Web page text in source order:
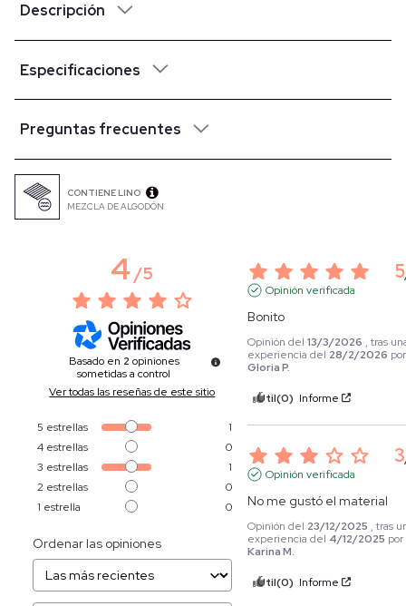
Descripción
Especificaciones
Preguntas frecuentes
CONTIENE LINO
MEZCLA DE ALGODÓN
4/5
Basado en 2 opiniones
sometidas a control
Ver todas las reseñas de este sitio
5 estrellas
1
4 estrellas
0
3 estrellas
1
2 estrellas
0
1 estrella 0
Ordenar las opiniones
5
Opinión verificada
Bonito
Opinión del13/3/2026 , tras
experiencia del 28/2/2026 por
Gloria P.
Útil(0) Informe
3
Opinión verificada
No me gustó el material
Opinión del 23/12/2025 , tras
experiencia del 4/12/2025 por
Karina M.
Útil(0) Informe